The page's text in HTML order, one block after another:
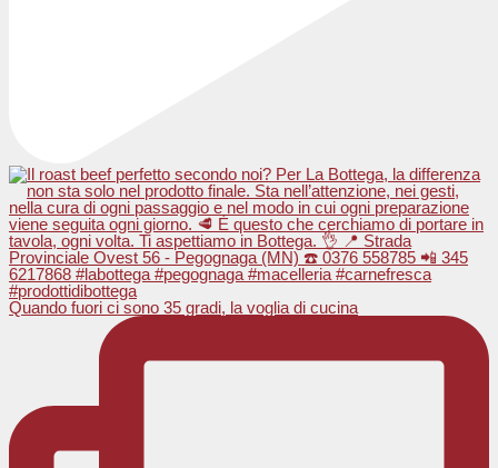
Quando fuori ci sono 35 gradi, la voglia di cucina